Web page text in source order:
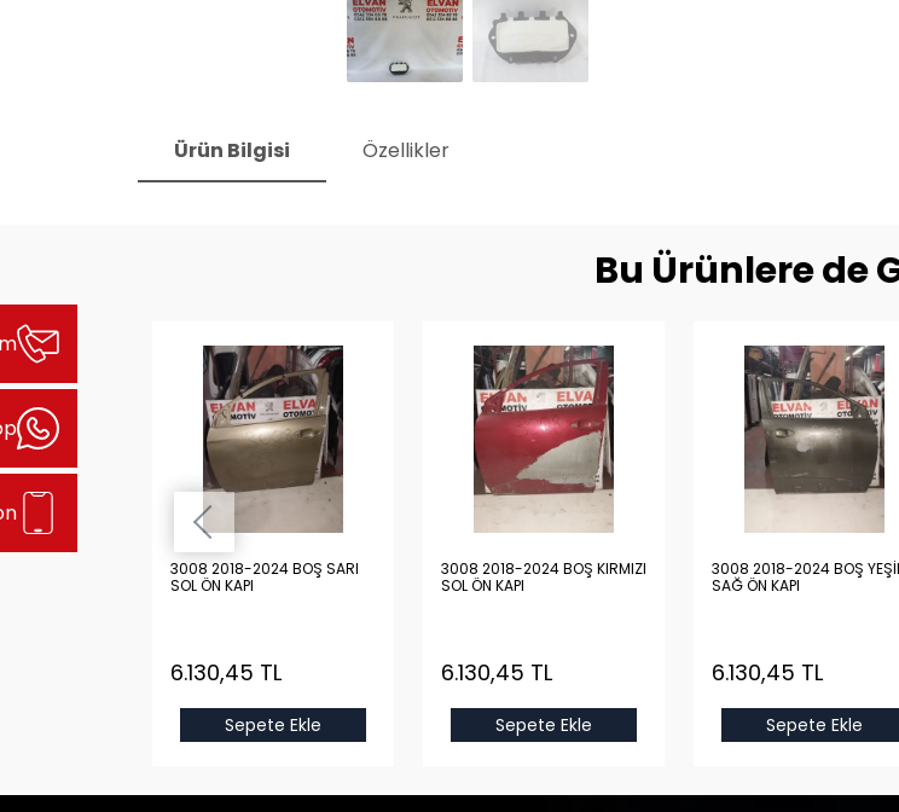
Ürün Bilgisi Özellikler
Bu Ürünlere de
3008 2018-2024 BOŞ SARI
SOL ÖN KAPI
6.130,45 TL
Sepete Ekle
3008 2018-2024 BOŞ KIRMIZI
SOL ÖN KAPI
6.130,45 TL
Sepete Ekle
3008 2018-2024 BOŞ
SAĞ ÖN KAPI
6.130,45 TL
Sepete Ekle